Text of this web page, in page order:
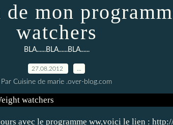
mon
watchers
BLA......BLA......BLA......
27.08.2012
Par Cuisine de marie .over-blog.com
avec le programme ww,voici le lien :